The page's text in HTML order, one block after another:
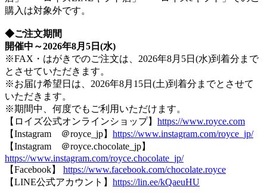
購入は対象外です。
◆ご注文期間
開催中～2026年8月5日(水)
※FAX・はがきでのご注文は、2026年8月5日(水)到着分まで
とさせていただきます。
※お届け希望日は、2026年8月15日(土)到着分までとさせて
いただきます。
※期間中、何度でもご利用いただけます。
【ロイズ公式オンラインショップ】 https://www.royce.com
【Instagram ＠royce_jp】 https://www.instagram.com/royce_jp/
【Instagram ＠royce.chocolate_jp】
https://www.instagram.com/royce.chocolate_jp/
【Facebook】 https://www.facebook.com/chocolate.royce
【LINE公式アカウント】 https://lin.ee/kQaeuHU